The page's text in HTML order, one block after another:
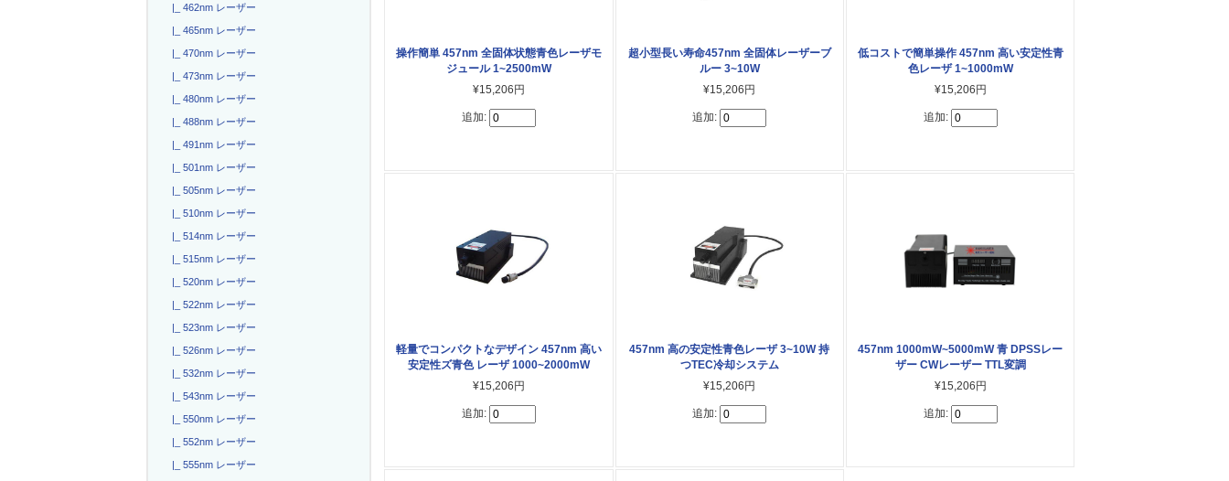
|_ 462nm レーザー
|_ 465nm レーザー
|_ 470nm レーザー
|_ 473nm レーザー
|_ 480nm レーザー
|_ 488nm レーザー
|_ 491nm レーザー
|_ 501nm レーザー
|_ 505nm レーザー
|_ 510nm レーザー
|_ 514nm レーザー
|_ 515nm レーザー
|_ 520nm レーザー
|_ 522nm レーザー
|_ 523nm レーザー
|_ 526nm レーザー
|_ 532nm レーザー
|_ 543nm レーザー
|_ 550nm レーザー
|_ 552nm レーザー
|_ 555nm レーザー
操作簡単 457nm 全固体状態青色レーザモ
ジュール 1~2500mW
¥15,206円
追加:
超小型長い寿命457nm 全固体レーザーブ
ルー 3~10W
¥15,206円
追加:
低コストで簡単操作 457nm 高い安定性青
色レーザ 1~1000mW
¥15,206円
追加:
軽量でコンパクトなデザイン 457nm 高い
安定性ズ青色 レーザ 1000~2000mW
¥15,206円
追加:
457nm 高の安定性青色レーザ 3~10W 持
つTEC冷却システム
¥15,206円
追加:
457nm 1000mW~5000mW 青 DPSSレー
ザー CWレーザー TTL変調
¥15,206円
追加: